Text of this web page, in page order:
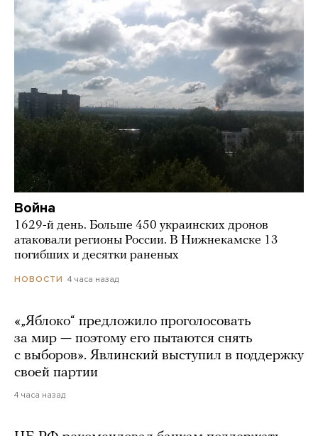
Война
1629-й день. Больше 450 украинских дронов
атаковали регионы России. В Нижнекамске 13
погибших и десятки раненых
НОВОСТИ 4 часа назад
«„Яблоко“ предложило проголосовать
за мир — поэтому его пытаются снять
с выборов». Явлинский выступил в поддержку
своей партии
4 часа назад